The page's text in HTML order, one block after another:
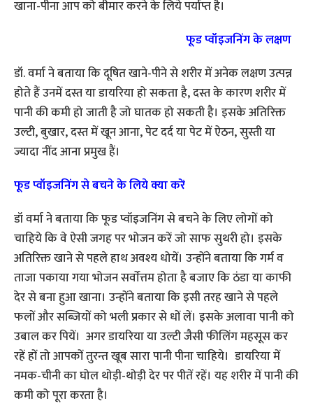
खाना-पीना आप को बीमार करने के लिये पर्याप्त है।
फूड प्वॉइजनिंग के लक्षण
डॉ. वर्मा ने बताया कि दूषित खाने-पीने से शरीर में अनेक लक्षण उत्पन्न
होते हैं उनमें दस्त या डायरिया हो सकता है, दस्त के कारण शरीर में
पानी की कमी हो जाती है जो घातक हो सकती है। इसके अतिरिक्त
उल्टी, बुखार, दस्त में खून आना, पेट दर्द या पेट में ऐठन, सुस्ती या
ज्यादा नींद आना प्रमुख हैं।
फूड प्वॉइजनिंग से बचने के लिये क्या करें
डॉ वर्मा ने बताया कि फूड प्वॉइजनिंग से बचने के लिए लोगों को
चाहिये कि वे ऐसी जगह पर भोजन करें जो साफ सुथरी हो। इसके
अतिरिक्त खाने से पहले हाथ अवश्य धोयें। उन्होंने बताया कि गर्म व
ताजा पकाया गया भोजन सर्वाेत्तम होता है बजाए कि ठंडा या काफी
देर से बना हुआ खाना। उन्होंने बताया कि इसी तरह खाने से पहले
फलों और सब्जियों को भली प्रकार से धों लें। इसके अलावा पानी को
उबाल कर पियें। अगर डायरिया या उल्टी जैसी फीलिंग महसूस कर
रहें हों तो आपकों तुरन्त खूब सारा पानी पीना चाहिये। डायरिया में
नमक-चीनी का घोल थोड़ी-थोड़ी देर पर पीतें रहें। यह शरीर में पानी की
कमी को पूरा करता है।